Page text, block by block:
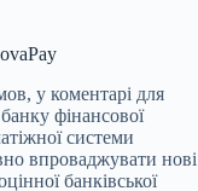
у коментарі для
фінансової
системи
впроваджувати нові
банківської